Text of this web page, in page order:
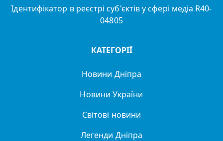
Ідентифікатор в реєстрі суб'єктів у сфері медіа R40-
04805
КАТЕГОРІЇ
Новини Дніпра
Новини України
Світові новини
Легенди Дніпра